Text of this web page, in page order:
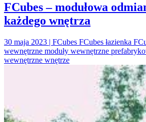
FCubes – modułowa
każdego wnętrza
30 maja 2023 | FCubes FCubes łazienka
wewnętrzne moduły wewnętrzne
wewnętrzne wnętrze